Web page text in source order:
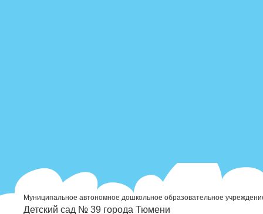
Муниципальное автономное дошкольное образовательное
Детский сад № 39 города Тюмени